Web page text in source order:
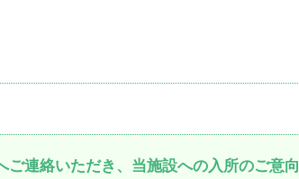
連絡いただき、当施設への入所のご意向